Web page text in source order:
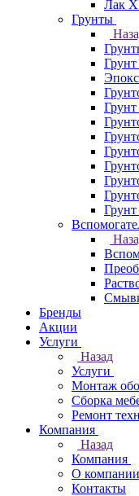
Лак
Грунты
Бренды
Акции
Услуги
Назад
Услуги
Монтаж
Сборка
Ремонт
Компания
Назад
Компания
О компании
Контакты